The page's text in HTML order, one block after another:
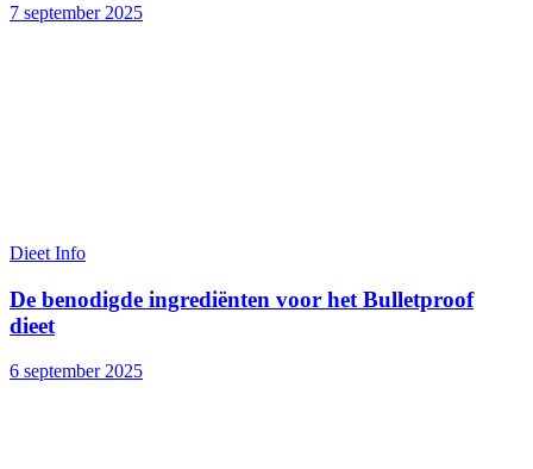
7 september 2025
Dieet Info
De benodigde ingrediënten voor het Bulletproof
dieet
6 september 2025